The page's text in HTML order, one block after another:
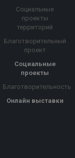
Социальные
проекты
территорий
Благотворительный
проект
Социальные
проекты
Благотворительность
Онлайн выставки